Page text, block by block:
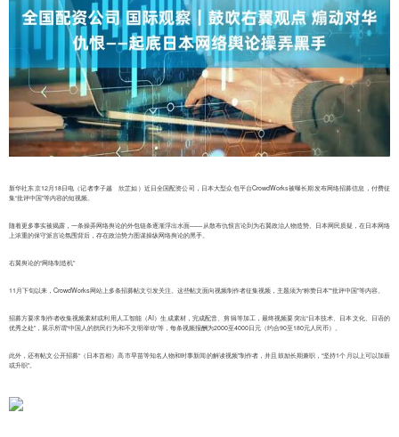
新华社东京12月18日电（记者李子越 欣芷如）近日全国配资公司，日本大型众包平台CrowdWorks被曝长期发布网络招募信息，付费征
集“批评中国”等内容的短视频。
随着更多事实被揭露，一条操弄网络舆论的外包链条逐渐浮出水面——从散布仇恨言论到为右翼政治人物造势。日本网民质疑，在日本网络
上浓重的保守派言论氛围背后，存在政治势力图谋操纵网络舆论的黑手。
右翼舆论的“网络制造机”
11月下旬以来，CrowdWorks网站上多条招募帖文引发关注。这些帖文面向视频制作者征集视频，主题须为“称赞日本”“批评中国”等内容。
招募方要求制作者收集视频素材或利用人工智能（AI）生成素材，完成配音、剪辑等加工，最终视频要突出“日本技术、日本文化、日语的
优秀之处”，展示所谓“中国人的扰民行为和不文明举动”等，每条视频报酬为2000至4000日元（约合90至180元人民币）。
此外，还有帖文公开招募“（日本首相）高市早苗等知名人物和时事新闻的解读视频”制作者，并且鼓励长期兼职，“坚持1个月以上可以加薪
或升职”。